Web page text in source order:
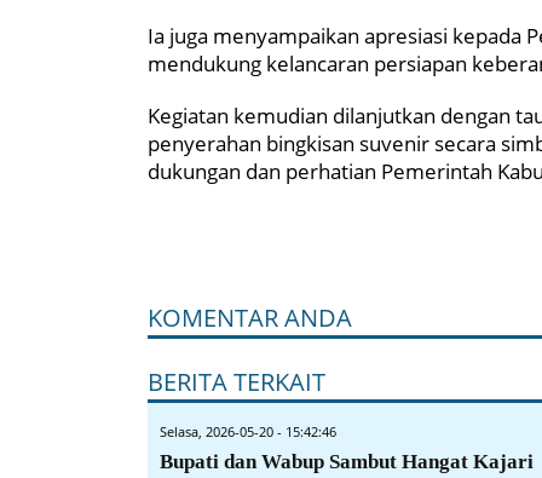
Ia juga menyampaikan apresiasi kepada
mendukung kelancaran persiapan
Kegiatan kemudian dilanjutkan dengan
penyerahan bingkisan suvenir secara
dukungan dan perhatian Pemerintah
KOMENTAR ANDA
BERITA TERKAIT
Selasa, 2026-05-20 - 15:42:46
Bupati dan Wabup Sambut Hangat Kajari